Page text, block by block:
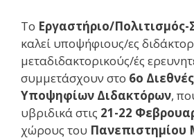
Το Εργαστήριο/
καλεί υποψήφιους/ες
μεταδιδακτορικούς/ές
συμμετάσχουν στο 6ο
Υποψηφίων Διδακτόρων,
υβριδικά στις 21-22
χώρους του Πανεπιστημίου